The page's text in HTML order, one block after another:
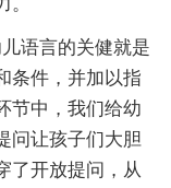
语言的关健就是
条件，并加以指
节中，我们给幼
问让孩子们大胆
了开放提问，从